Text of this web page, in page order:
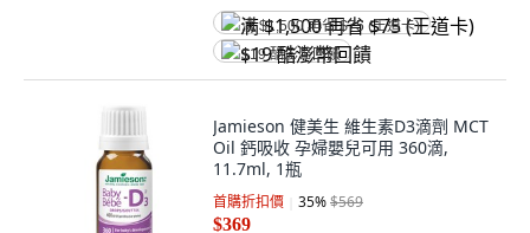
满 $1,500 再省 $75 (王道卡)
$19 酷澎幣回饋
Jamieson 健美生 維生素D3滴劑 MCT
Oil 鈣吸收 孕婦嬰兒可用 360滴,
11.7ml, 1瓶
首購折扣價 35%$569
$369